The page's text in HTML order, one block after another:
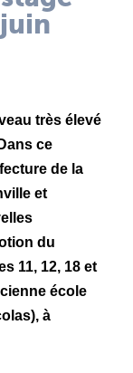
très élevé
ce
de la
et
du
11, 12, 18 et
école
à